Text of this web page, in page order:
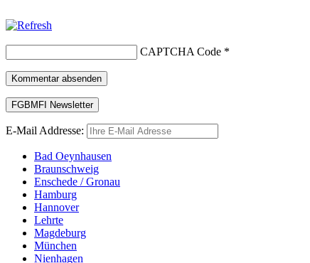
CAPTCHA Code *
E-Mail Addresse:
Bad Oeynhausen
Braunschweig
Enschede / Gronau
Hamburg
Hannover
Lehrte
Magdeburg
München
Nienhagen